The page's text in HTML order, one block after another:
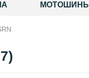
МОТОШИНЫ